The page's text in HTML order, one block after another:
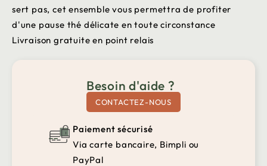
sert pas, cet ensemble vous permettra de profiter
d'une pause thé délicate en toute circonstance
Livraison gratuite en point relais
Besoin d'aide ?
CONTACTEZ-NOUS
Paiement sécurisé
Via carte bancaire, Bimpli ou
PayPal